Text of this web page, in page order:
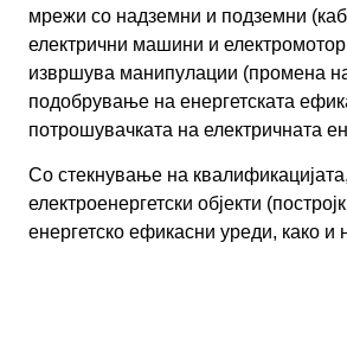
мрежи со надземни и подземни
електрични машини и
извршува манипулации (промена на
подобрување на енергетската
потрошувачката на електричната
Со стекнување на
електроенергетски објекти
енергетско ефикасни уреди, како